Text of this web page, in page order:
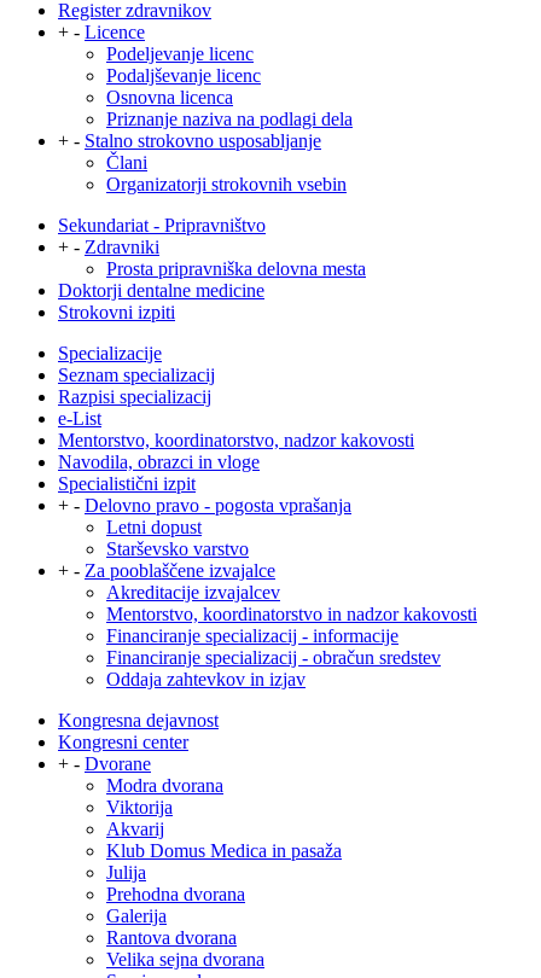
Register zdravnikov
+ - Licence
Podeljevanje licenc
Podaljševanje licenc
Osnovna licenca
Priznanje naziva na podlagi dela
+ - Stalno strokovno usposabljanje
Člani
Organizatorji strokovnih vsebin
Sekundariat - Pripravništvo
+ - Zdravniki
Prosta pripravniška delovna mesta
Doktorji dentalne medicine
Strokovni izpiti
Specializacije
Seznam specializacij
Razpisi specializacij
e-List
Mentorstvo, koordinatorstvo, nadzor kakovosti
Navodila, obrazci in vloge
Specialistični izpit
+ - Delovno pravo - pogosta vprašanja
Letni dopust
Starševsko varstvo
+ - Za pooblaščene izvajalce
Akreditacije izvajalcev
Mentorstvo, koordinatorstvo in nadzor kakovosti
Financiranje specializacij - informacije
Financiranje specializacij - obračun sredstev
Oddaja zahtevkov in izjav
Kongresna dejavnost
Kongresni center
+ - Dvorane
Modra dvorana
Viktorija
Akvarij
Klub Domus Medica in pasaža
Julija
Prehodna dvorana
Galerija
Rantova dvorana
Velika sejna dvorana